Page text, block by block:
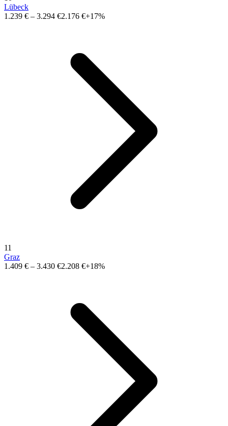
Lübeck
1.239 € – 3.294 €2.176 €+17%
11
Graz
1.409 € – 3.430 €2.208 €+18%